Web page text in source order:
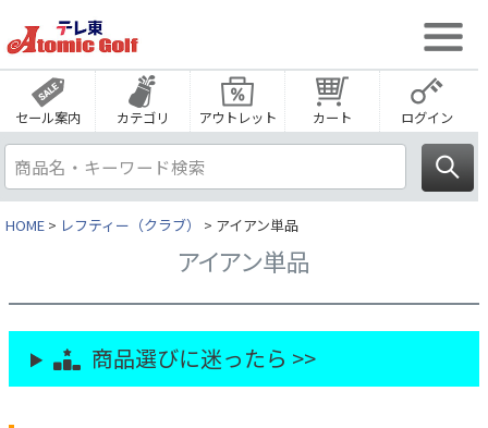
セール案内 カテゴリ アウトレット カート ログイン
HOME レフティー（クラブ） アイアン単品
アイアン単品
商品選びに迷ったら >>